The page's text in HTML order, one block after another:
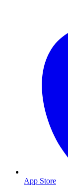
App Store